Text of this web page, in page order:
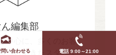
問い合わせる 電話 9:00～21:00
ん編集部
中心に、多くのお客
当してきたスタッフ